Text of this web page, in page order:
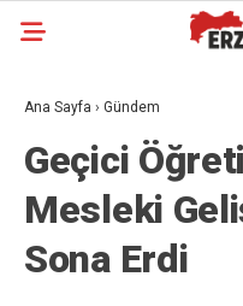
Ana Sayfa › Gündem
Geçici
Mesleki
Sona Erdi